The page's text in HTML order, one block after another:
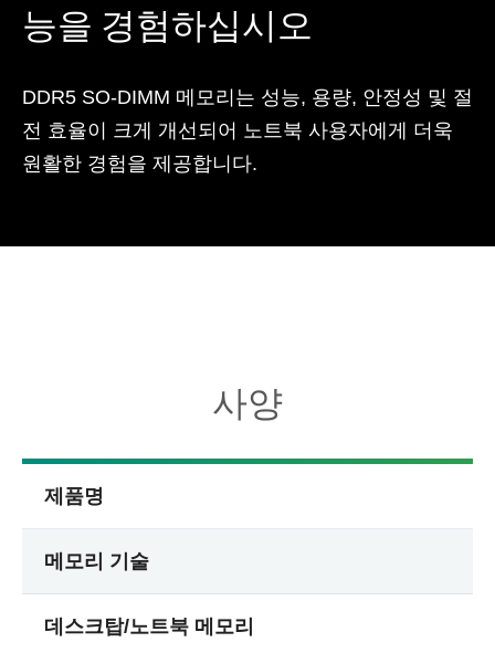
능을 경험하십시오
DDR5 SO-DIMM 메모리는 성능, 용량, 안정성 및 절
전 효율이 크게 개선되어 노트북 사용자에게 더욱
원활한 경험을 제공합니다.
사양
제품명
메모리 기술
데스크탑/노트북 메모리